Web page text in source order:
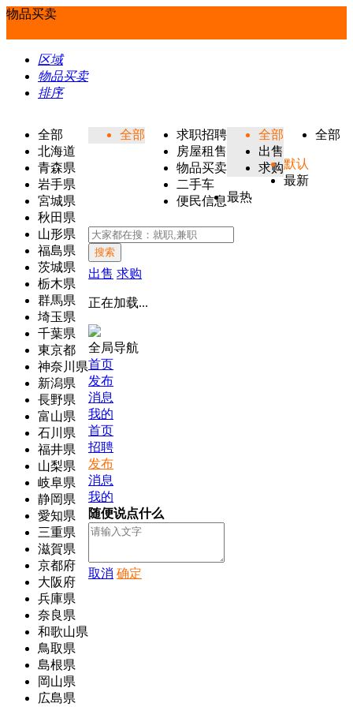
物品买卖
区域
物品买卖
排序
全部
北海道
青森県
岩手県
宮城県
秋田県
山形県
福島県
茨城県
栃木県
群馬県
埼玉県
千葉県
東京都
神奈川県
新潟県
長野県
富山県
石川県
福井県
山梨県
岐阜県
静岡県
愛知県
三重県
滋賀県
京都府
大阪府
兵庫県
奈良県
和歌山県
鳥取県
島根県
岡山県
広島県
全部
求职招聘
房屋租售
物品买卖
二手车
便民信息
全部
出售
求购
全部
默认
最新
最热
搜索
出售 求购
正在加载...
全局导航
首页
发布
消息
我的
首页
招聘
发布
消息
我的
随便说点什么
取消 确定